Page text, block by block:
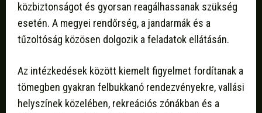
közbiztonságot és gyorsan reagálhassanak szükség
esetén. A megyei rendőrség, a jandarmák és a
tűzoltóság közösen dolgozik a feladatok ellátásán.
Az intézkedések között kiemelt figyelmet fordítanak a
tömegben gyakran felbukkanó rendezvényekre, vallási
helyszínek közelében, rekreációs zónákban és a